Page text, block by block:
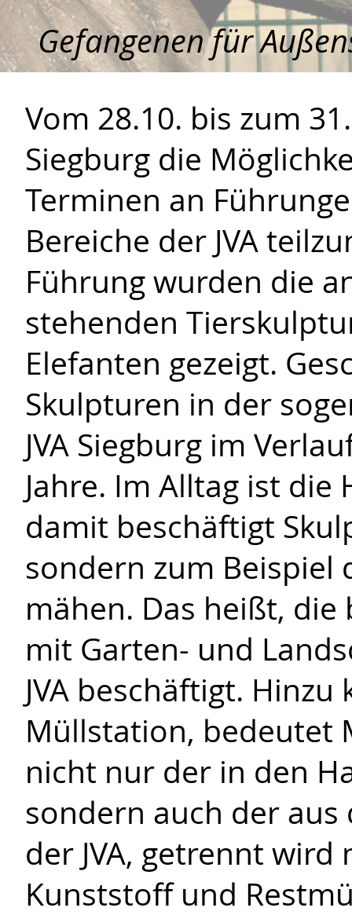
Gefangenen für
Vom 28.10. bis zum
Siegburg die
Terminen an
Bereiche der JVA
Führung wurden die
stehenden
Elefanten gezeigt.
Skulpturen in der
JVA Siegburg im
Jahre. Im Alltag ist
damit beschäftigt
sondern zum Beispiel
mähen. Das heißt, die
mit Garten- und
JVA beschäftigt.
Müllstation, bedeutet
nicht nur der in den
sondern auch der
der JVA, getrennt
Kunststoff und